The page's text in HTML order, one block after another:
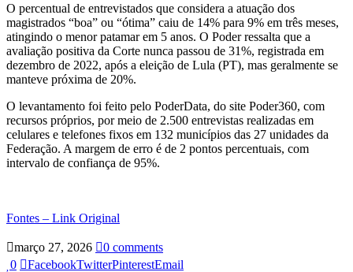
O percentual de entrevistados que considera a atuação dos
magistrados “boa” ou “ótima” caiu de 14% para 9% em três meses,
atingindo o menor patamar em 5 anos. O Poder ressalta que a
avaliação positiva da Corte nunca passou de 31%, registrada em
dezembro de 2022, após a eleição de Lula (PT), mas geralmente se
manteve próxima de 20%.
O levantamento foi feito pelo PoderData, do site Poder360, com
recursos próprios, por meio de 2.500 entrevistas realizadas em
celulares e telefones fixos em 132 municípios das 27 unidades da
Federação. A margem de erro é de 2 pontos percentuais, com
intervalo de confiança de 95%.
Fontes – Link Original
março 27, 2026
0 comments
0
FacebookTwitterPinterestEmail